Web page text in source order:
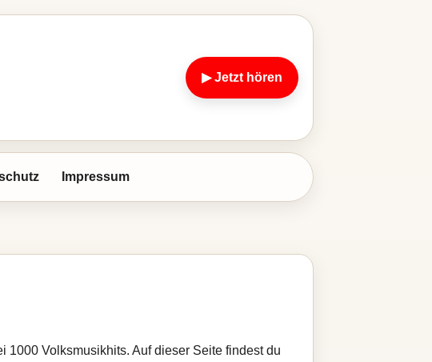
▶ Jetzt hören
Impressum
1000 Volksmusikhits. Auf dieser Seite findest du